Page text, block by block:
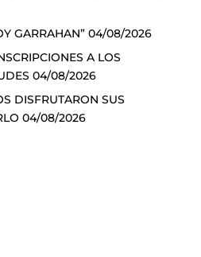
GARRAHAN” 04/08/2026
A LOS
04/08/2026
DISFRUTARON SUS
04/08/2026